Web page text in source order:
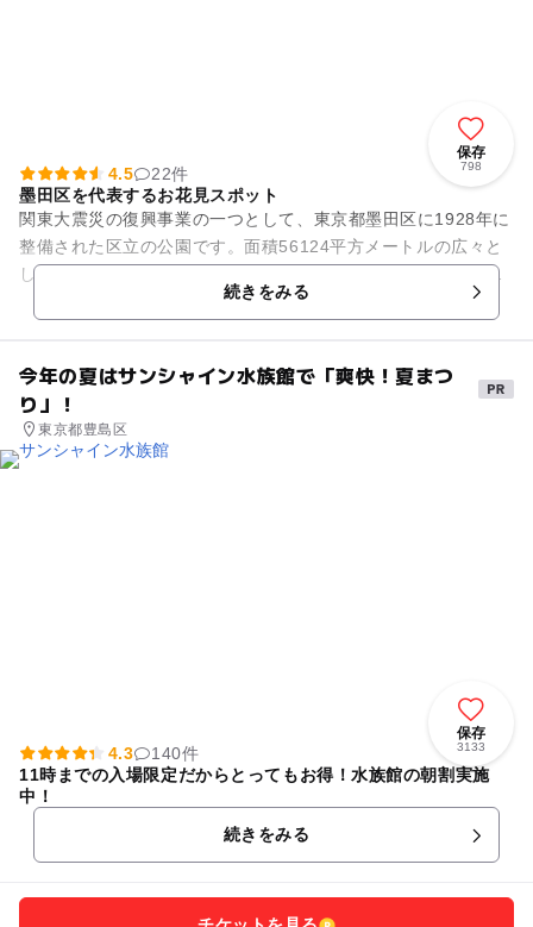
保存
798
4.5
22件
墨田区を代表するお花見スポット
関東大震災の復興事業の一つとして、東京都墨田区に1928年に
整備された区立の公園です。面積56124平方メートルの広々と
した敷地の中央には、噴水がある広場を備え、その周りには墨
続きをみる
今年の夏はサンシャイン水族館で「爽快！夏まつ
り」！
東京都豊島区
保存
3133
4.3
140件
11時までの入場限定だからとってもお得！水族館の朝割実施
中！
続きをみる